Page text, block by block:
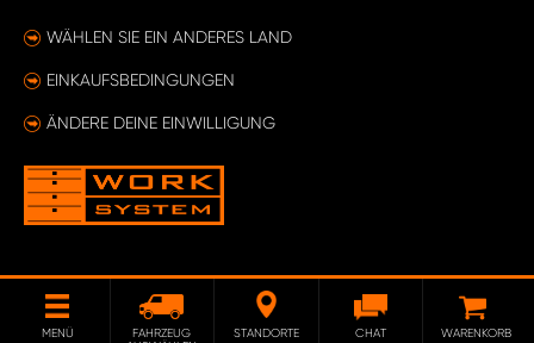
WÄHLEN SIE EIN ANDERES LAND
EINKAUFSBEDINGUNGEN
ÄNDERE DEINE EINWILLIGUNG
MENÜ
FAHRZEUG
STANDORTE CHAT WARENKORB